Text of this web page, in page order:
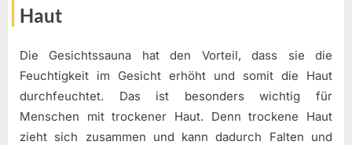
Haut
Die Gesichtssauna hat den Vorteil, dass sie die
Feuchtigkeit im Gesicht erhöht und somit die Haut
durchfeuchtet. Das ist besonders wichtig für
Menschen mit trockener Haut. Denn trockene Haut
zieht sich zusammen und kann dadurch Falten und